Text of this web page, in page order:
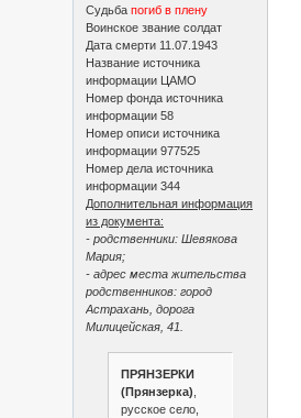
Судьбапогиб в плену
Воинское звание солдат
Дата смерти 11.07.1943
Название источника
информации ЦАМО
Номер фонда источника
информации 58
Номер описи источника
информации 977525
Номер дела источника
информации 344
Дополнительная информация
из документа:
- родственники: Шевякова
Мария;
- адрес места жительства
родственников: город
Астрахань, дорога
Милицейская, 41.
ПРЯНЗЕРКИ
(Прянзерка)
русское село,